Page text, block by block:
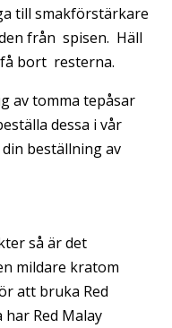
till smakförstärkare
från spisen. Häll
bort resterna.
av tomma tepåsar
dessa i vår
beställning av
så är det
mildare kratom
att bruka Red
har Red Malay